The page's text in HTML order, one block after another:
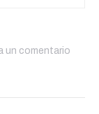
un comentario